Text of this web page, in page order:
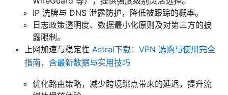
IP 洗牌与 DNS 泄露防护，降低被跟踪的概率。
日志政策透明度、数据最小化原则及对第三方的披
露限制。
上网加速与稳定性 Astral下载：VPN 选购与使用完全
指南，含最新数据与实用技巧
优化路由策略，减少跨境跳点带来的延迟，提升流